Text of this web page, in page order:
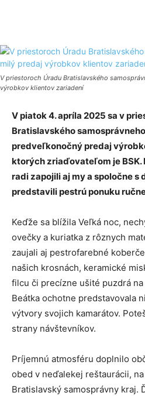
V priestoroch Úradu Bratislavského
výrobkov klientov zariadení
V piatok 4. apríla 2025 sa v
Bratislavského
predveľkonočný predaj
ktorých zriaďovateľom je BSK.
radi zapojili aj my a spoločne
predstavili pestrú ponuku
Keďže sa blížila Veľká noc,
ovečky a kuriatka z rôznych
zaujali aj pestrofarebné
našich krosnách, keramické
filcu či precízne ušité puzdrá
Beátka ochotne predstavovala
výtvory svojich kamarátov.
strany návštevníkov.
Príjemnú atmosféru doplnilo
obed v neďalekej reštaurácii,
Bratislavský samosprávny kraj.